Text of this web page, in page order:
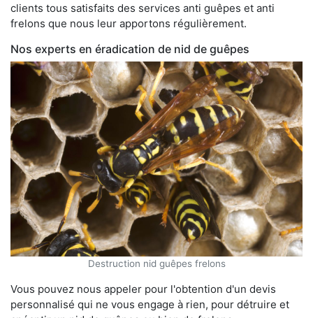
clients tous satisfaits des services anti guêpes et anti
frelons que nous leur apportons régulièrement.
Nos experts en éradication de nid de guêpes
Destruction nid guêpes frelons
Vous pouvez nous appeler pour l'obtention d'un devis
personnalisé qui ne vous engage à rien, pour détruire et